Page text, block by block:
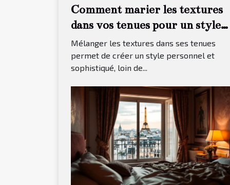
Comment marier les textures
dans vos tenues pour un style
unique ?
Mélanger les textures dans ses tenues
permet de créer un style personnel et
sophistiqué, loin de...